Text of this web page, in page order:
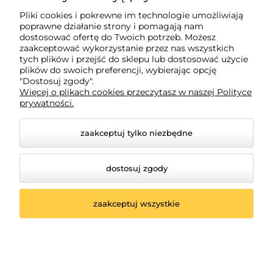
Moje konto
Płatności i dostawa
Informacje
© 2026 poludniowelutnictwo.pl. Wszelkie prawa
Pliki cookies i pokrewne im technologie umożliwiają
poprawne działanie strony i pomagają nam
dostosować ofertę do Twoich potrzeb. Możesz
zaakceptować wykorzystanie przez nas wszystkich
tych plików i przejść do sklepu lub dostosować użycie
plików do swoich preferencji, wybierając opcję
"Dostosuj zgody".
Więcej o plikach cookies przeczytasz w naszej Polityce
prywatności.
zaakceptuj tylko niezbędne
dostosuj zgody
zaakceptuj wszystkie